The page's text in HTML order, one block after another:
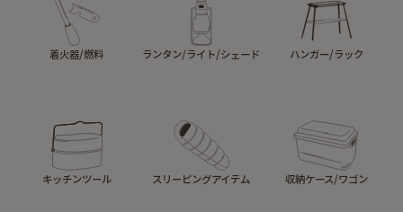
着火器/燃料 ランタン/ライト/シェード ハンガー/ラック
キッチンツール スリーピングアイテム 収納ケース/ワゴン